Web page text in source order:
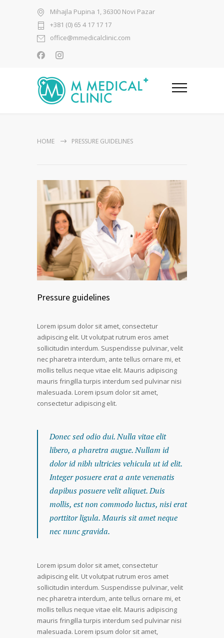
Mihajla Pupina 1, 36300 Novi Pazar
+381 (0) 65 4 17 17 17
office@mmedicalclinic.com
HOME PRESSURE GUIDELINES
Pressure guidelines
Lorem ipsum dolor sit amet, consectetur
adipiscing elit. Ut volutpat rutrum eros amet
sollicitudin interdum. Suspendisse pulvinar, velit
nec pharetra interdum, ante tellus ornare mi, et
mollis tellus neque vitae elit. Mauris adipiscing
mauris fringilla turpis interdum sed pulvinar nisi
malesuada. Lorem ipsum dolor sit amet,
consectetur adipiscing elit.
Donec sed odio dui. Nulla vitae elit
libero, a pharetra augue. Nullam id
dolor id nibh ultricies vehicula ut id elit.
Integer posuere erat a ante venenatis
dapibus posuere velit aliquet. Duis
mollis, est non commodo luctus, nisi erat
porttitor ligula. Mauris sit amet neque
nec nunc gravida.
Lorem ipsum dolor sit amet, consectetur
adipiscing elit. Ut volutpat rutrum eros amet
sollicitudin interdum. Suspendisse pulvinar, velit
nec pharetra interdum, ante tellus ornare mi, et
mollis tellus neque vitae elit. Mauris adipiscing
mauris fringilla turpis interdum sed pulvinar nisi
malesuada. Lorem ipsum dolor sit amet,